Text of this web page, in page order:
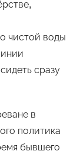
чистой воды
сразу
в
политика
бывшего